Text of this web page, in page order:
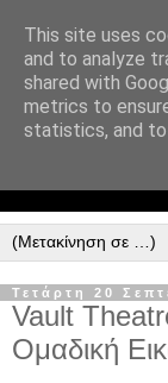
Τετάρτη 20
Vault
Ομαδική
This site uses
and to analyze
shared with
metrics to
statistics, and